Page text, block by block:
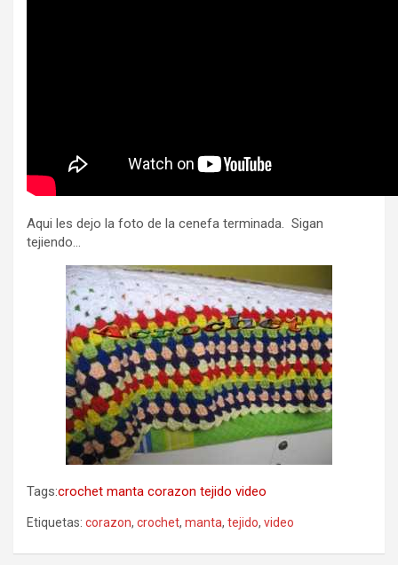
Aqui les dejo la foto de la cenefa terminada. Sigan
tejiendo…
Tags:crochet manta corazon tejido video
Etiquetas: corazon, crochet, manta, tejido, video